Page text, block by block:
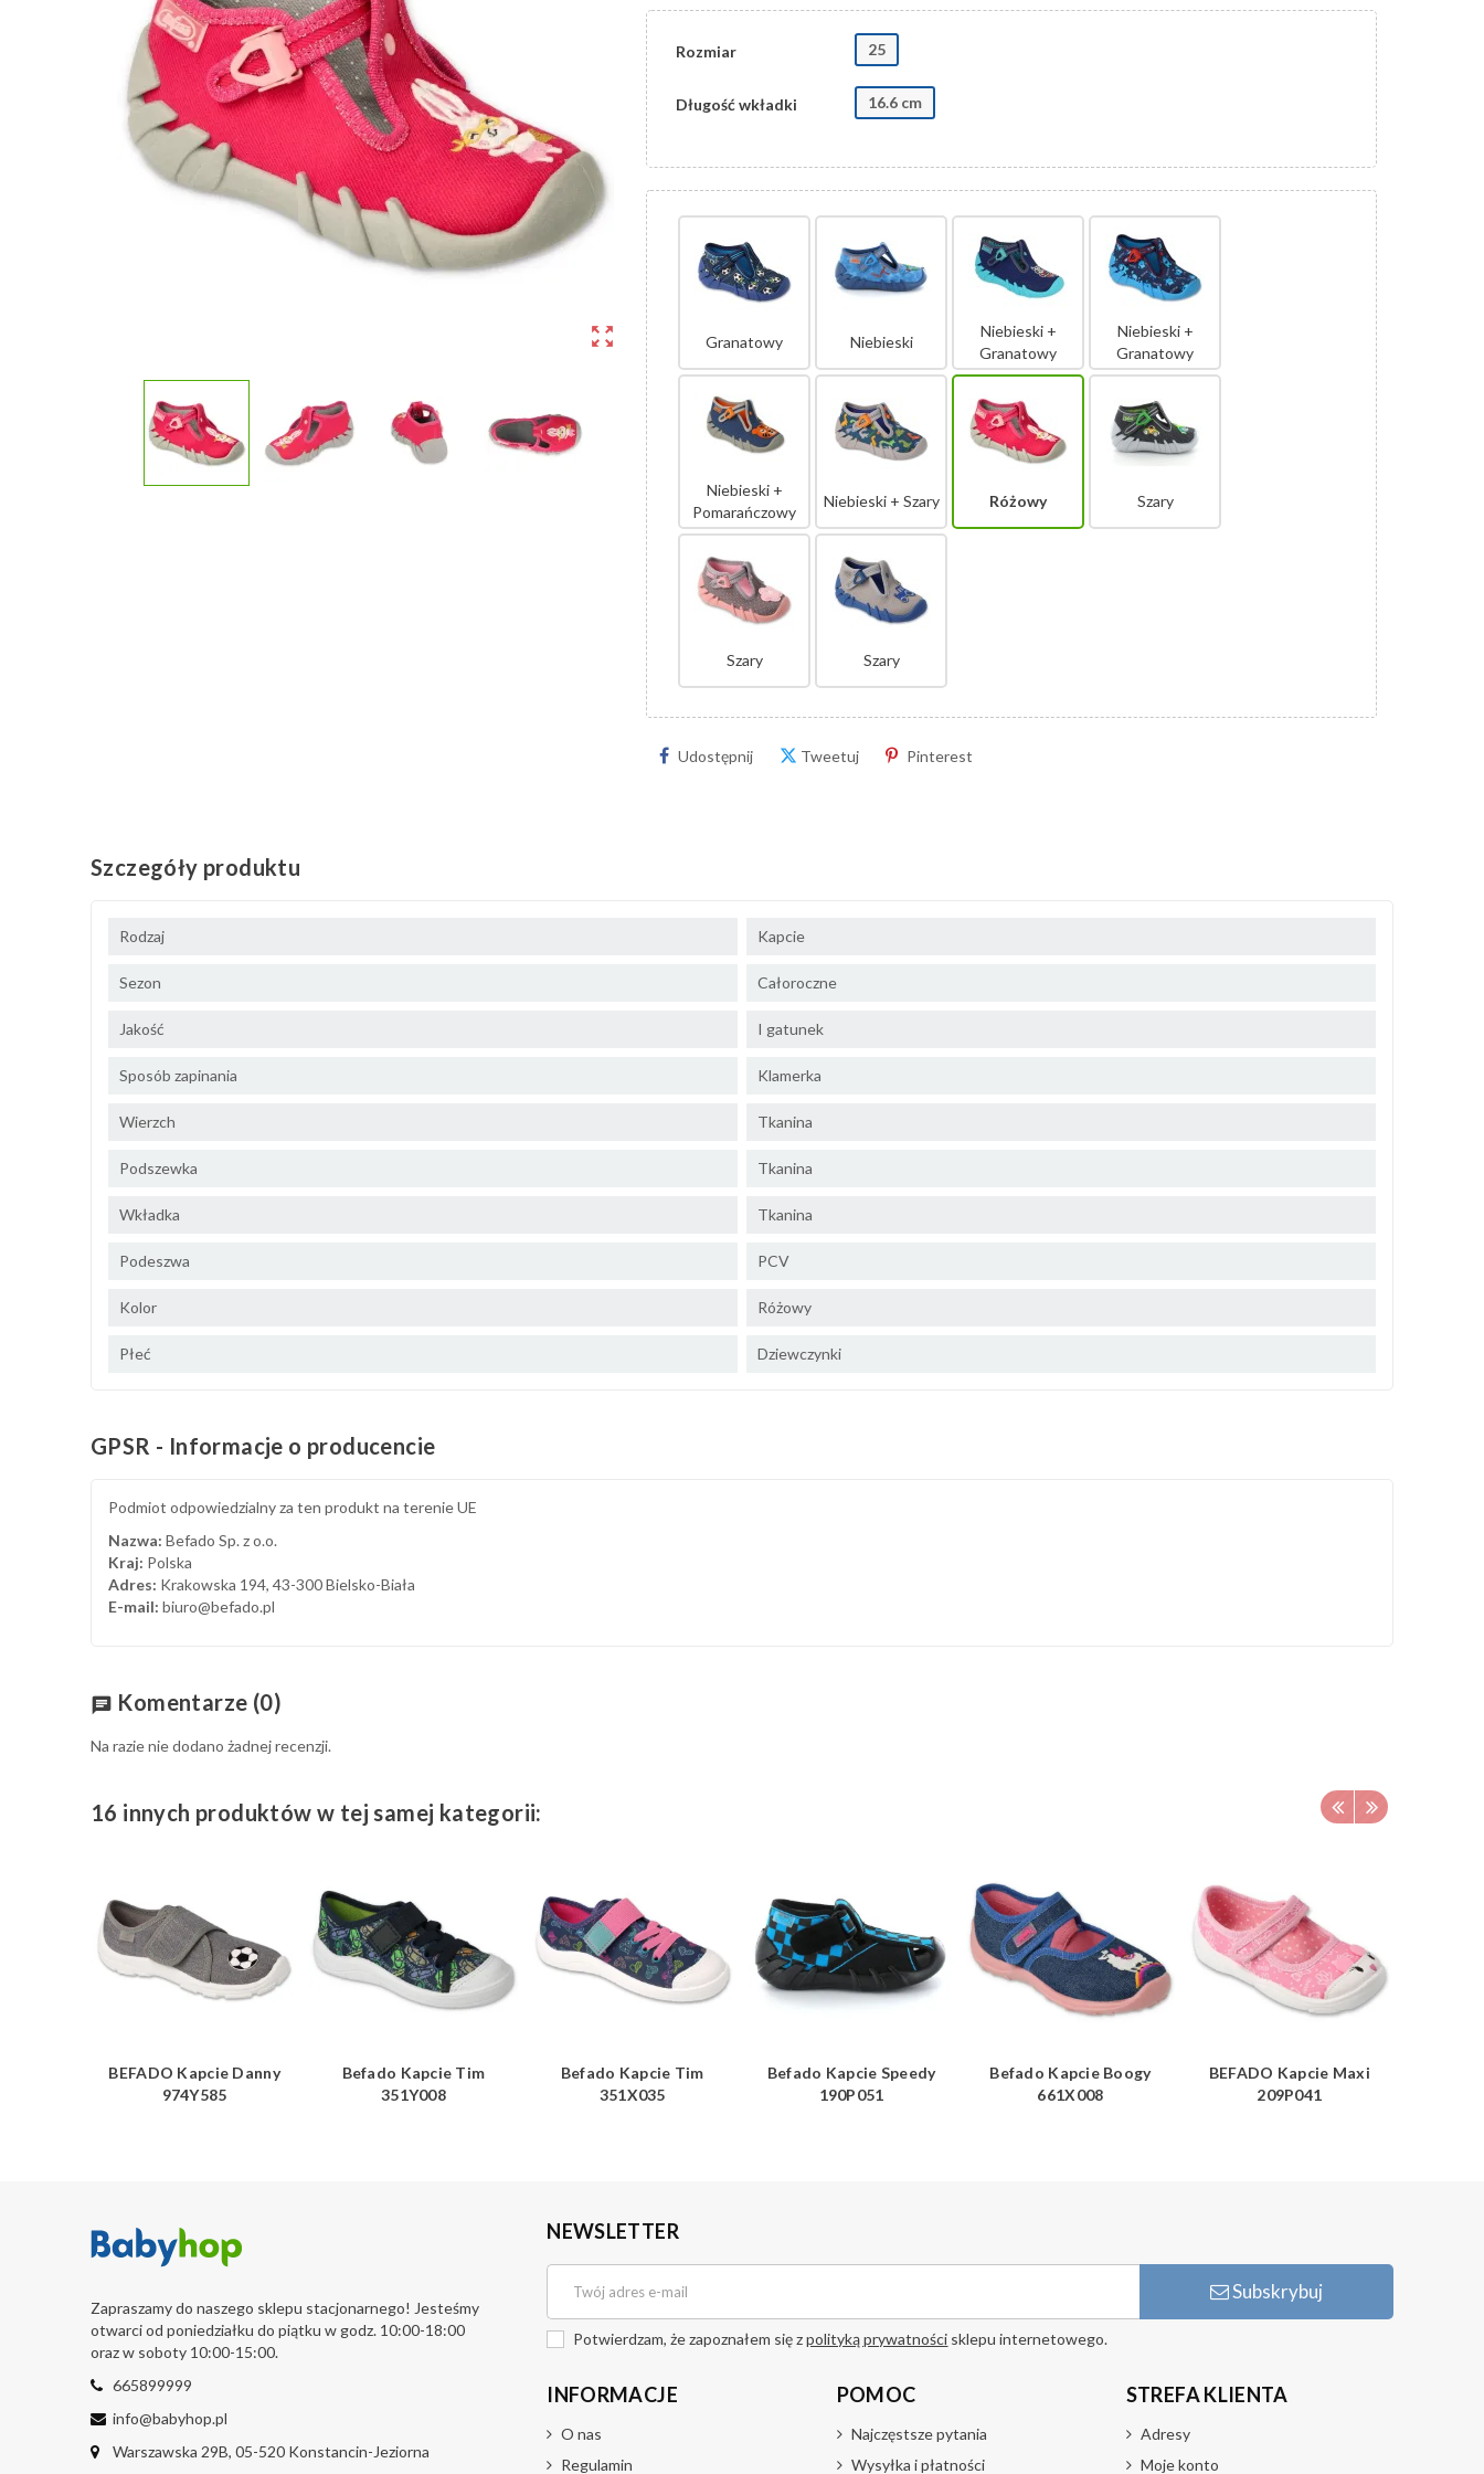
zoom_out_map
Rozmiar 25
Długość wkładki 16.6 cm
Granatowy Niebieski
Niebieski +
Granatowy
Niebieski +
Granatowy
Niebieski +
Pomarańczowy
Niebieski + Szary Różowy Szary
Szary Szary
Udostępnij Tweetuj Pinterest
Szczegóły produktu
Rodzaj Kapcie
Sezon Całoroczne
Jakość I gatunek
Sposób zapinania Klamerka
Wierzch Tkanina
Podszewka Tkanina
Wkładka Tkanina
Podeszwa PCV
Kolor Różowy
Płeć Dziewczynki
GPSR - Informacje o producencie
Podmiot odpowiedzialny za ten produkt na terenie UE
Nazwa: Befado Sp. z o.o.
Kraj: Polska
Adres: Krakowska 194, 43-300 Bielsko-Biała
E-mail: biuro@befado.pl
chat Komentarze (0)
Na razie nie dodano żadnej recenzji.
16 innych produktów w tej samej kategorii:
BEFADO Kapcie Danny
974Y585
Befado Kapcie Tim
351Y008
Befado Kapcie Tim
351X035
Befado Kapcie Speedy
190P051
Befado Kapcie Boogy
661X008
BEFADO Kapcie Maxi
209P041
Zapraszamy do naszego sklepu stacjonarnego! Jesteśmy
otwarci od poniedziałku do piątku w godz. 10:00-18:00
oraz w soboty 10:00-15:00.
665899999
info@babyhop.pl
Warszawska 29B, 05-520 Konstancin-Jeziorna
NEWSLETTER
Subskrybuj
Potwierdzam, że zapoznałem się zpolityką prywatności sklepu internetowego.
INFORMACJE
O nas
Regulamin
POMOC
Najczęstsze pytania
Wysyłka i płatności
STREFA KLIENTA
Adresy
Moje konto